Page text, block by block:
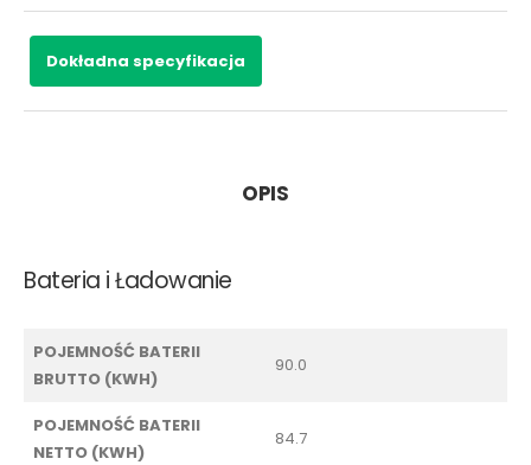
Dokładna specyfikacja
OPIS
Bateria i Ładowanie
POJEMNOŚĆ BATERII
BRUTTO (KWH)
90.0
POJEMNOŚĆ BATERII
NETTO (KWH)
84.7